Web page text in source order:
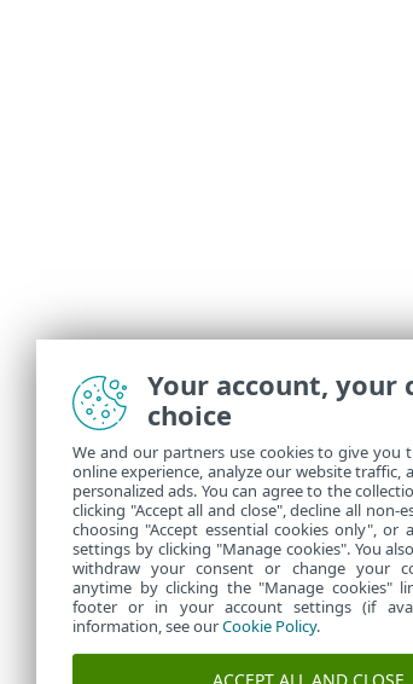
Your account, your
choice
We and our partners use cookies to give you
online experience, analyze our website traffic,
personalized ads. You can agree to the
clicking "Accept all and close", decline all non-
choosing "Accept essential cookies only", or
settings by clicking "Manage cookies". You
withdraw your consent or change your
anytime by clicking the "Manage cookies"
footer or in your account settings (if
information, see ourCookie Policy.